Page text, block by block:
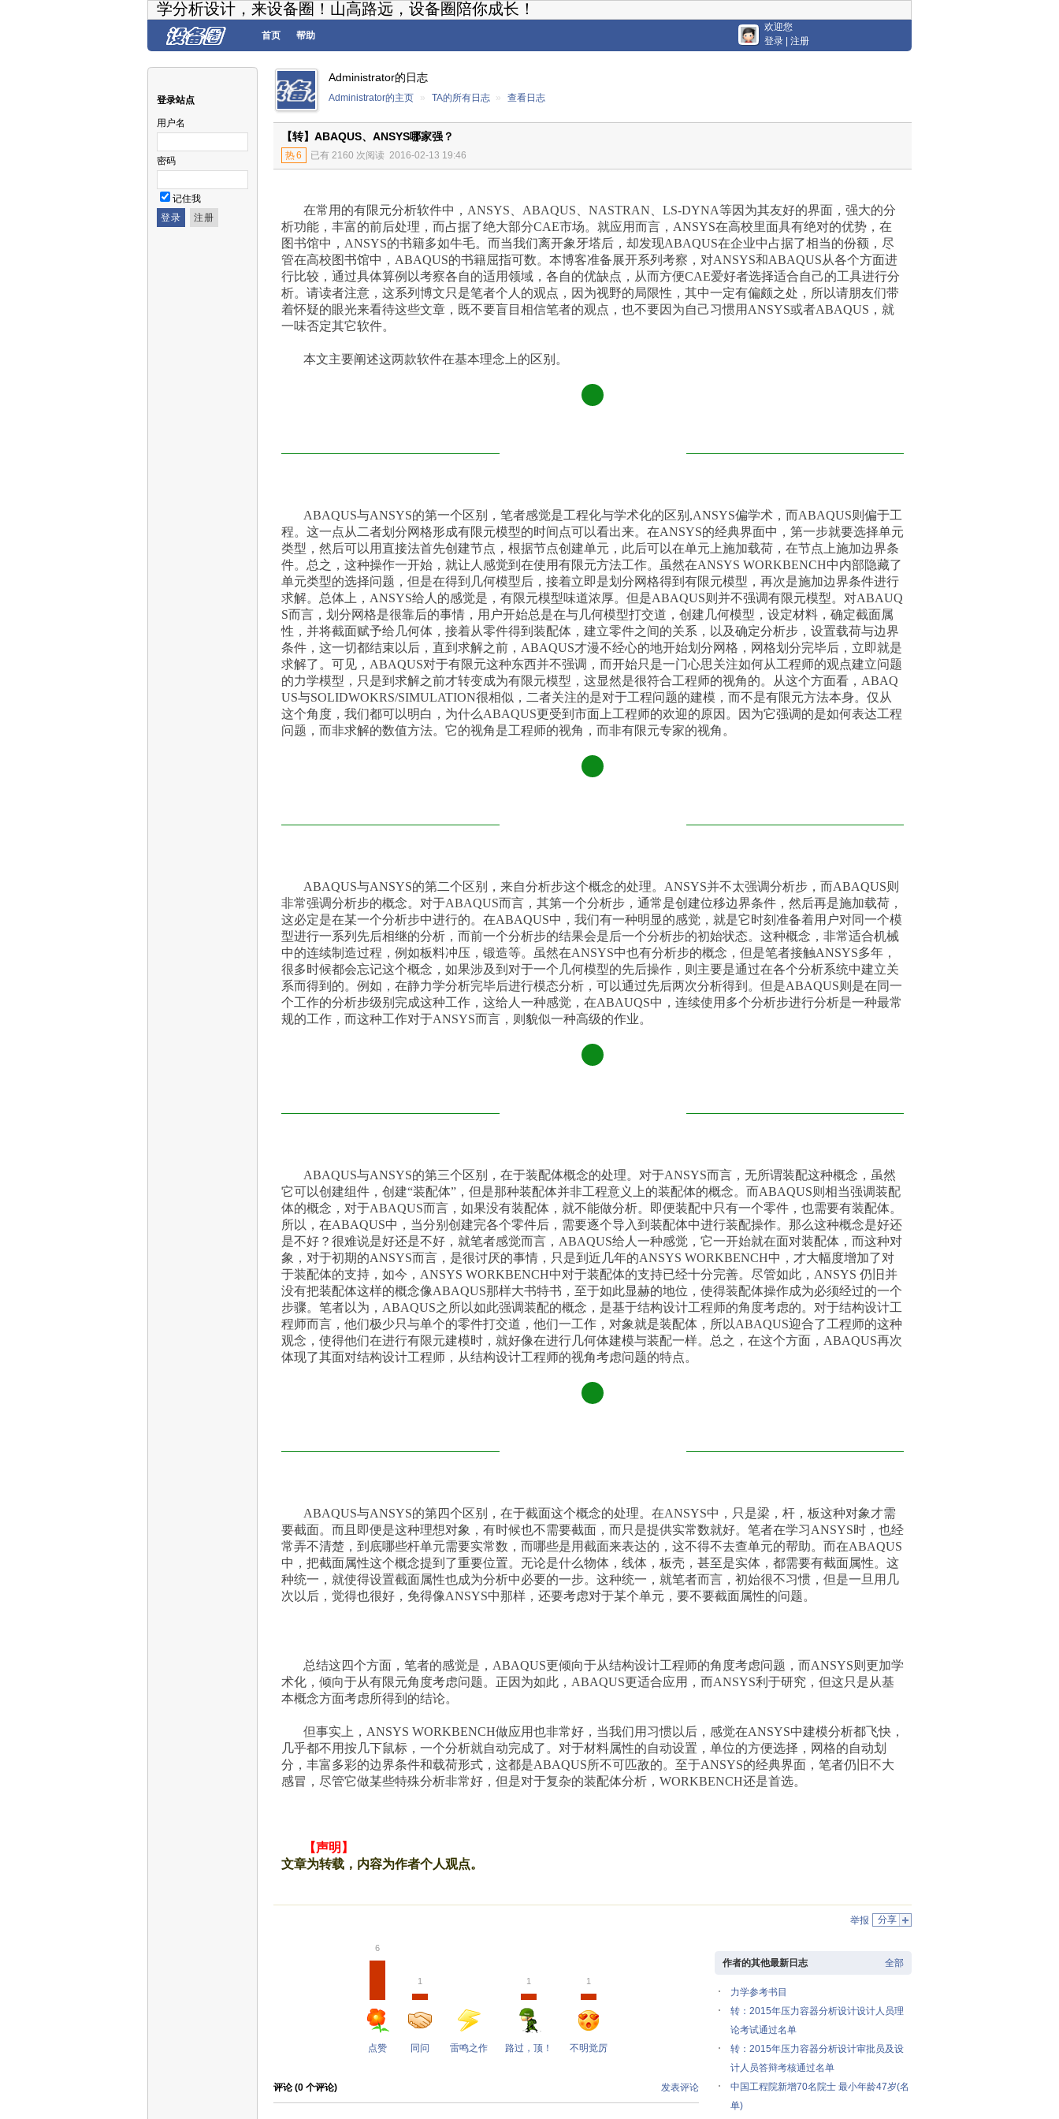
学分析设计，来设备圈！山高路远，设备圈陪你成长！
首页 帮助
欢迎您
登录
注册
登录站点
用户名
密码
记住我
Administrator的日志
Administrator的主页 » TA的所有日志 » 查看日志
【转】ABAQUS、ANSYS哪家强？
热6 已有 2160 次阅读 2016-02-13 19:46
在常用的有限元分析软件中，ANSYS、ABAQUS、NASTRAN、LS-DYNA等因为其友好的界面，强大的分
析功能，丰富的前后处理，而占据了绝大部分CAE市场。就应用而言，ANSYS在高校里面具有绝对的优势，在
图书馆中，ANSYS的书籍多如牛毛。而当我们离开象牙塔后，却发现ABAQUS在企业中占据了相当的份额，尽
管在高校图书馆中，ABAQUS的书籍屈指可数。本博客准备展开系列考察，对ANSYS和ABAQUS从各个方面进
行比较，通过具体算例以考察各自的适用领域，各自的优缺点，从而方便CAE爱好者选择适合自己的工具进行分
析。请读者注意，这系列博文只是笔者个人的观点，因为视野的局限性，其中一定有偏颇之处，所以请朋友们带
着怀疑的眼光来看待这些文章，既不要盲目相信笔者的观点，也不要因为自己习惯用ANSYS或者ABAQUS，就
一味否定其它软件。
本文主要阐述这两款软件在基本理念上的区别。
ABAQUS与ANSYS的第一个区别，笔者感觉是工程化与学术化的区别,ANSYS偏学术，而ABAQUS则偏于工
程。这一点从二者划分网格形成有限元模型的时间点可以看出来。在ANSYS的经典界面中，第一步就要选择单元
类型，然后可以用直接法首先创建节点，根据节点创建单元，此后可以在单元上施加载荷，在节点上施加边界条
件。总之，这种操作一开始，就让人感觉到在使用有限元方法工作。虽然在ANSYS WORKBENCH中内部隐藏了
单元类型的选择问题，但是在得到几何模型后，接着立即是划分网格得到有限元模型，再次是施加边界条件进行
求解。总体上，ANSYS给人的感觉是，有限元模型味道浓厚。但是ABAQUS则并不强调有限元模型。对ABAUQ
S而言，划分网格是很靠后的事情，用户开始总是在与几何模型打交道，创建几何模型，设定材料，确定截面属
性，并将截面赋予给几何体，接着从零件得到装配体，建立零件之间的关系，以及确定分析步，设置载荷与边界
条件，这一切都结束以后，直到求解之前，ABAQUS才漫不经心的地开始划分网格，网格划分完毕后，立即就是
求解了。可见，ABAQUS对于有限元这种东西并不强调，而开始只是一门心思关注如何从工程师的观点建立问题
的力学模型，只是到求解之前才转变成为有限元模型，这显然是很符合工程师的视角的。从这个方面看，ABAQ
US与SOLIDWOKRS/SIMULATION很相似，二者关注的是对于工程问题的建模，而不是有限元方法本身。仅从
这个角度，我们都可以明白，为什么ABAQUS更受到市面上工程师的欢迎的原因。因为它强调的是如何表达工程
问题，而非求解的数值方法。它的视角是工程师的视角，而非有限元专家的视角。
ABAQUS与ANSYS的第二个区别，来自分析步这个概念的处理。ANSYS并不太强调分析步，而ABAQUS则
非常强调分析步的概念。对于ABAQUS而言，其第一个分析步，通常是创建位移边界条件，然后再是施加载荷，
这必定是在某一个分析步中进行的。在ABAQUS中，我们有一种明显的感觉，就是它时刻准备着用户对同一个模
型进行一系列先后相继的分析，而前一个分析步的结果会是后一个分析步的初始状态。这种概念，非常适合机械
中的连续制造过程，例如板料冲压，锻造等。虽然在ANSYS中也有分析步的概念，但是笔者接触ANSYS多年，
很多时候都会忘记这个概念，如果涉及到对于一个几何模型的先后操作，则主要是通过在各个分析系统中建立关
系而得到的。例如，在静力学分析完毕后进行模态分析，可以通过先后两次分析得到。但是ABAQUS则是在同一
个工作的分析步级别完成这种工作，这给人一种感觉，在ABAUQS中，连续使用多个分析步进行分析是一种最常
规的工作，而这种工作对于ANSYS而言，则貌似一种高级的作业。
ABAQUS与ANSYS的第三个区别，在于装配体概念的处理。对于ANSYS而言，无所谓装配这种概念，虽然
它可以创建组件，创建“装配体”，但是那种装配体并非工程意义上的装配体的概念。而ABAQUS则相当强调装配
体的概念，对于ABAQUS而言，如果没有装配体，就不能做分析。即便装配中只有一个零件，也需要有装配体。
所以，在ABAQUS中，当分别创建完各个零件后，需要逐个导入到装配体中进行装配操作。那么这种概念是好还
是不好？很难说是好还是不好，就笔者感觉而言，ABAQUS给人一种感觉，它一开始就在面对装配体，而这种对
象，对于初期的ANSYS而言，是很讨厌的事情，只是到近几年的ANSYS WORKBENCH中，才大幅度增加了对
于装配体的支持，如今，ANSYS WORKBENCH中对于装配体的支持已经十分完善。尽管如此，ANSYS 仍旧并
没有把装配体这样的概念像ABAQUS那样大书特书，至于如此显赫的地位，使得装配体操作成为必须经过的一个
步骤。笔者以为，ABAQUS之所以如此强调装配的概念，是基于结构设计工程师的角度考虑的。对于结构设计工
程师而言，他们极少只与单个的零件打交道，他们一工作，对象就是装配体，所以ABAQUS迎合了工程师的这种
观念，使得他们在进行有限元建模时，就好像在进行几何体建模与装配一样。总之，在这个方面，ABAQUS再次
体现了其面对结构设计工程师，从结构设计工程师的视角考虑问题的特点。
ABAQUS与ANSYS的第四个区别，在于截面这个概念的处理。在ANSYS中，只是梁，杆，板这种对象才需
要截面。而且即便是这种理想对象，有时候也不需要截面，而只是提供实常数就好。笔者在学习ANSYS时，也经
常弄不清楚，到底哪些杆单元需要实常数，而哪些是用截面来表达的，这不得不去查单元的帮助。而在ABAQUS
中，把截面属性这个概念提到了重要位置。无论是什么物体，线体，板壳，甚至是实体，都需要有截面属性。这
种统一，就使得设置截面属性也成为分析中必要的一步。这种统一，就笔者而言，初始很不习惯，但是一旦用几
次以后，觉得也很好，免得像ANSYS中那样，还要考虑对于某个单元，要不要截面属性的问题。
总结这四个方面，笔者的感觉是，ABAQUS更倾向于从结构设计工程师的角度考虑问题，而ANSYS则更加学
术化，倾向于从有限元角度考虑问题。正因为如此，ABAQUS更适合应用，而ANSYS利于研究，但这只是从基
本概念方面考虑所得到的结论。
但事实上，ANSYS WORKBENCH做应用也非常好，当我们用习惯以后，感觉在ANSYS中建模分析都飞快，
几乎都不用按几下鼠标，一个分析就自动完成了。对于材料属性的自动设置，单位的方便选择，网格的自动划
分，丰富多彩的边界条件和载荷形式，这都是ABAQUS所不可匹敌的。至于ANSYS的经典界面，笔者仍旧不大
感冒，尽管它做某些特殊分析非常好，但是对于复杂的装配体分析，WORKBENCH还是首选。
【声明】
文章为转载，内容为作者个人观点。
分享
举报
6
点赞
1
同问 雷鸣之作
1
路过，顶！
1
不明觉厉
发表评论
评论 (0 个评论)
全部
作者的其他最新日志
力学参考书目
转：2015年压力容器分析设计设计人员理
论考试通过名单
转：2015年压力容器分析设计审批员及设
计人员答辩考核通过名单
中国工程院新增70名院士 最小年龄47岁(名
单)